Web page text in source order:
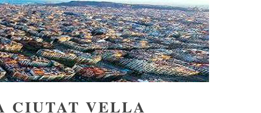
CIUTAT VELLA